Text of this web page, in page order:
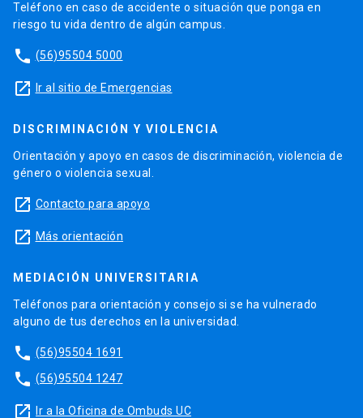
Teléfono en caso de accidente o situación que ponga en
riesgo tu vida dentro de algún campus.
phone (56)95504 5000
launch Ir al sitio de Emergencias
DISCRIMINACIÓN Y VIOLENCIA
Orientación y apoyo en casos de discriminación, violencia de
género o violencia sexual.
launch Contacto para apoyo
launch Más orientación
MEDIACIÓN UNIVERSITARIA
Teléfonos para orientación y consejo si se ha vulnerado
alguno de tus derechos en la universidad.
phone (56)95504 1691
phone (56)95504 1247
launch Ir a la Oficina de Ombuds UC